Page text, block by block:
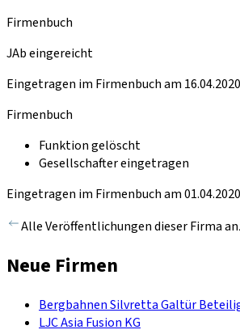
Firmenbuch
JAb eingereicht
Eingetragen im Firmenbuch am 16.04.2020
Firmenbuch
Funktion gelöscht
Gesellschafter eingetragen
Eingetragen im Firmenbuch am 01.04.2020
Alle Veröffentlichungen dieser Firma
Neue Firmen
Bergbahnen Silvretta Galtür
LJC Asia Fusion KG